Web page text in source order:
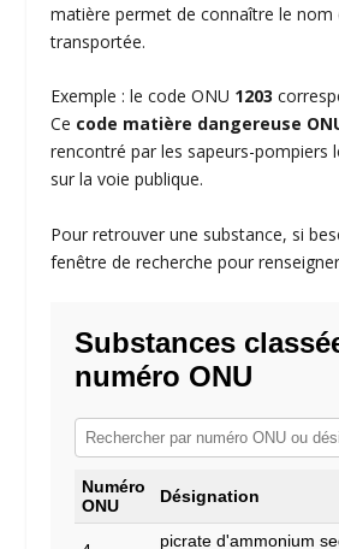
matière permet de connaître le nom
transportée.
Exemple : le code ONU 1203
Ce code matière dangereuse
rencontré par les sapeurs-pompiers
sur la voie publique.
Pour retrouver une substance, si
fenêtre de recherche pour